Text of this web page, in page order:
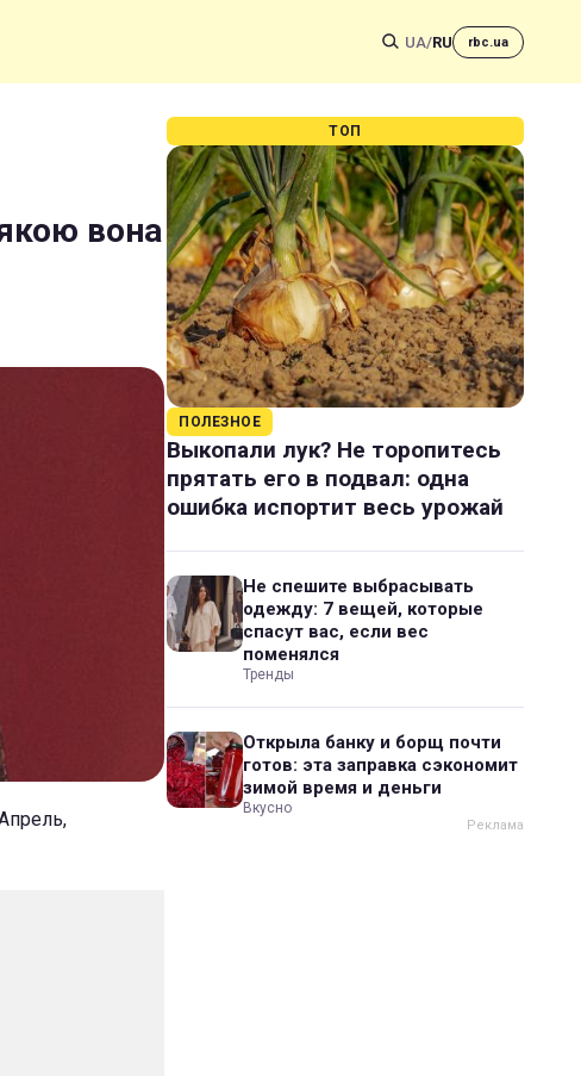
UA/RU rbc.ua
вона
ТОП
ПОЛЕЗНОЕ
Выкопали лук? Не торопитесь
прятать его в подвал: одна
ошибка испортит весь урожай
Не спешите выбрасывать
одежду: 7 вещей, которые
спасут вас, если вес
поменялся
Тренды
Открыла банку и борщ почти
готов: эта заправка сэкономит
зимой время и деньги
Вкусно